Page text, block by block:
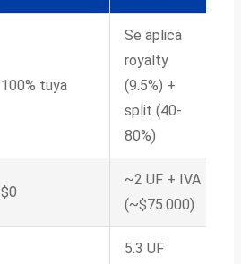
100% tuya
Se aplica
royalty
(9.5%) +
split (40-
80%)
$0
~2 UF + IVA
(~$75.000)
5.3 UF